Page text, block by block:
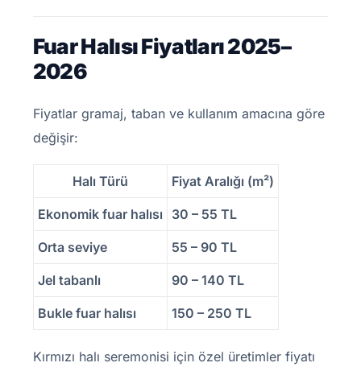
Fuar Halısı Fiyatları 2025–
2026
Fiyatlar gramaj, taban ve kullanım amacına göre
değişir:
Halı Türü Fiyat Aralığı (m²)
Ekonomik fuar halısı 30 – 55 TL
Orta seviye 55 – 90 TL
Jel tabanlı 90 – 140 TL
Bukle fuar halısı 150 – 250 TL
Kırmızı halı seremonisi için özel üretimler fiyatı